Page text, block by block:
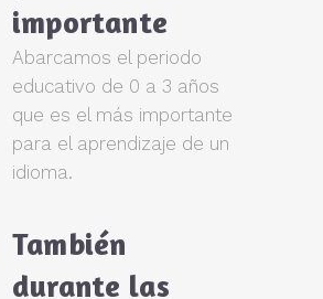
importante
Abarcamos el periodo
educativo de 0 a 3 años
que es el más importante
para el aprendizaje de un
idioma.
También
durante las